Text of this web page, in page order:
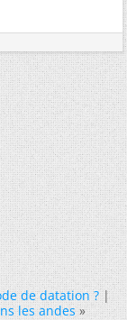
de datation ?|
les andes »